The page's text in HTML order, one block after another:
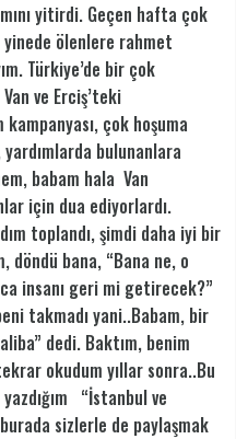
yitirdi. Geçen hafta çok
yinede ölenlere rahmet
Türkiye’de bir çok
ve Erciş’teki
çok hoşuma
bulunanlara
babam hala Van
için dua ediyorlardı.
toplandı, şimdi daha iyi bir
döndü bana, “Bana ne, o
insanı geri mi getirecek?”
takmadı yani..Babam, bir
dedi. Baktım, benim
okudum yıllar sonra..Bu
“İstanbul ve
sizlerle de paylaşmak